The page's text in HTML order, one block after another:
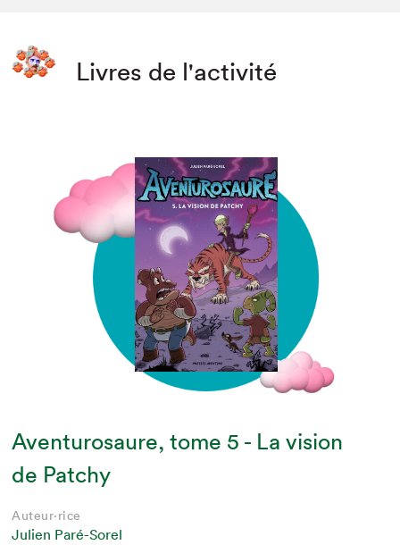
Livres de l'activité
Aventurosaure, tome 5 - La vision
de Patchy
Auteur·rice
Julien Paré-Sorel